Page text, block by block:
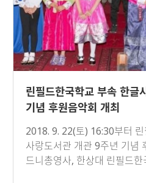
린필드한국학교 부속 한글
기념 후원음악회 개최
2018. 9. 22(토) 16:30부터
사랑도서관 개관 9주년 기념
드니총영사, 한상대 린필드